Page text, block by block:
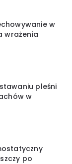
w
wrażenia
pleśni
w
po